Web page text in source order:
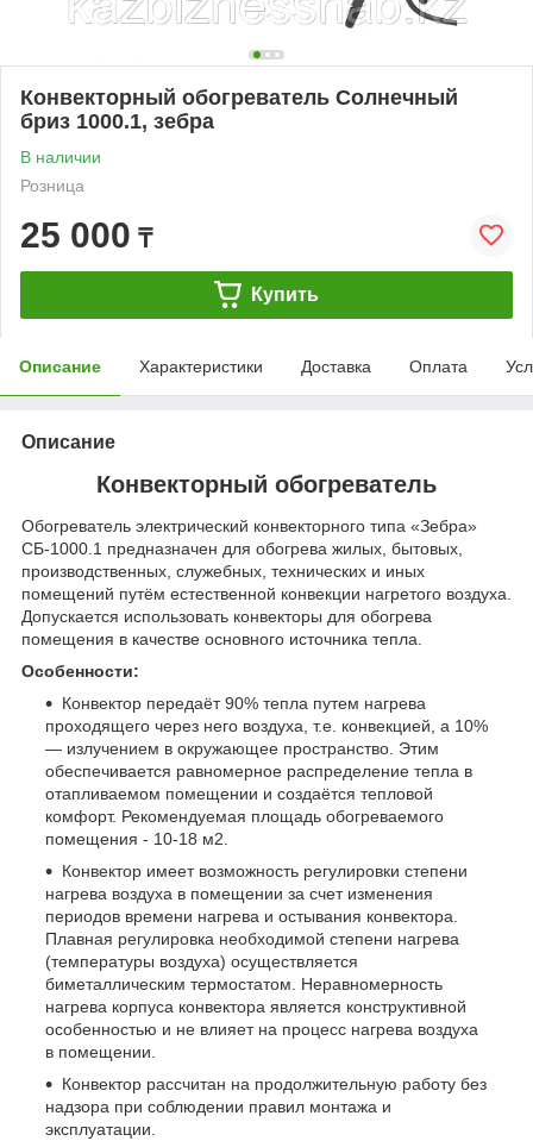
Конвекторный обогреватель Солнечный
бриз 1000.1, зебра
В наличии
Розница
25 000 ₸
Купить
Описание Характеристики Доставка Оплата
Описание
Конвекторный обогреватель
Обогреватель электрический конвекторного типа «Зебра»
СБ-1000.1 предназначен для обогрева жилых, бытовых,
производственных, служебных, технических и иных
помещений путём естественной конвекции нагретого воздуха.
Допускается использовать конвекторы для обогрева
помещения в качестве основного источника тепла.
Особенности:
Конвектор передаёт 90% тепла путем нагрева
проходящего через него воздуха, т.е. конвекцией, а 10%
— излучением в окружающее пространство. Этим
обеспечивается равномерное распределение тепла в
отапливаемом помещении и создаётся тепловой
комфорт. Рекомендуемая площадь обогреваемого
помещения - 10-18 м2.
Конвектор имеет возможность регулировки степени
нагрева воздуха в помещении за счет изменения
периодов времени нагрева и остывания конвектора.
Плавная регулировка необходимой степени нагрева
(температуры воздуха) осуществляется
биметаллическим термостатом. Неравномерность
нагрева корпуса конвектора является конструктивной
особенностью и не влияет на процесс нагрева воздуха
в помещении.
Конвектор рассчитан на продолжительную работу без
надзора при соблюдении правил монтажа и
эксплуатации.